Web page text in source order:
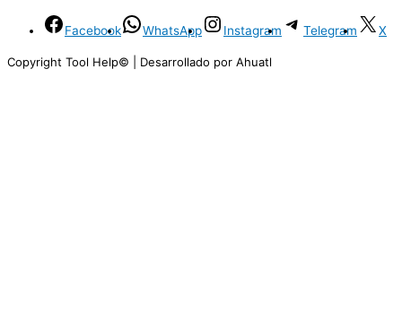
Facebook WhatsApp Instagram Telegram X
Copyright Tool Help© | Desarrollado por Ahuatl